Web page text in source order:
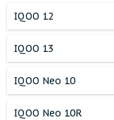
IQOO 12
IQOO 13
IQOO Neo 10
IQOO Neo 10R